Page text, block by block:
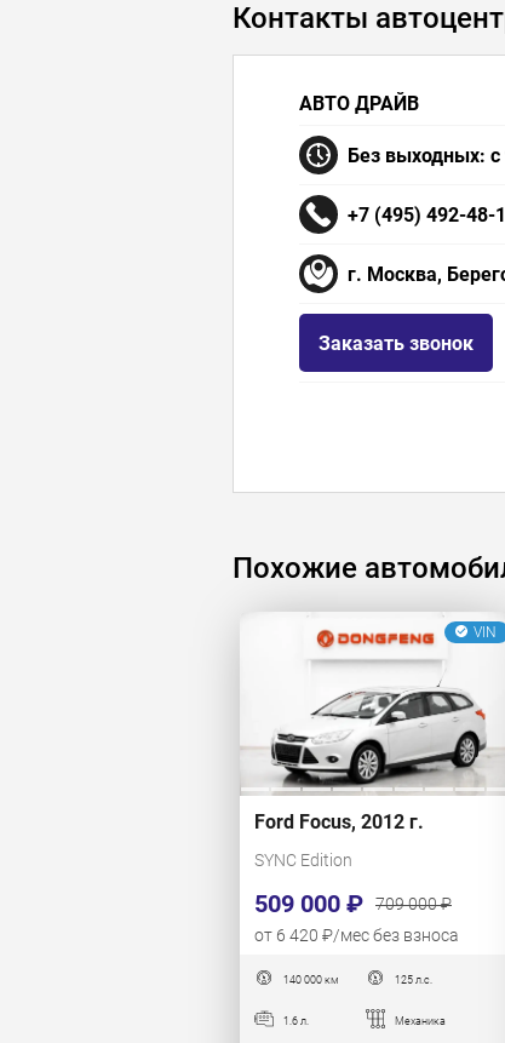
Контакты
АВТО ДРАЙВ
Без выходных:
+7 (495) 492-48-
г. Москва,
Заказать звонок
Похожие
VIN
Ford Focus, 2012 г.
SYNC Edition
509 000 ₽
709 000 ₽
от 6 420 ₽/мес без взноса
140 000 км 125 л.с.
1.6 л. Механика